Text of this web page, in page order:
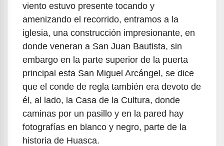
viento estuvo presente tocando y
amenizando el recorrido, entramos a la
iglesia, una construcción impresionante, en
donde veneran a San Juan Bautista, sin
embargo en la parte superior de la puerta
principal esta San Miguel Arcángel, se dice
que el conde de regla también era devoto de
él, al lado, la Casa de la Cultura, donde
caminas por un pasillo y en la pared hay
fotografías en blanco y negro, parte de la
historia de Huasca.